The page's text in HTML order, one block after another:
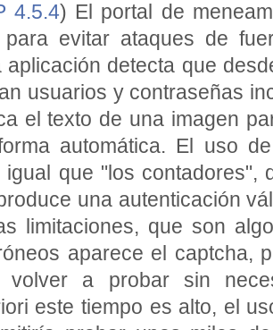
4.5.4) El portal de
para evitar ataques de
aplicación detecta que
usuarios y contraseñas
el texto de una imagen
automática. El uso
igual que "los contadores",
una autenticación
limitaciones, que son
aparece el captcha,
volver a probar sin
este tiempo es alto, el